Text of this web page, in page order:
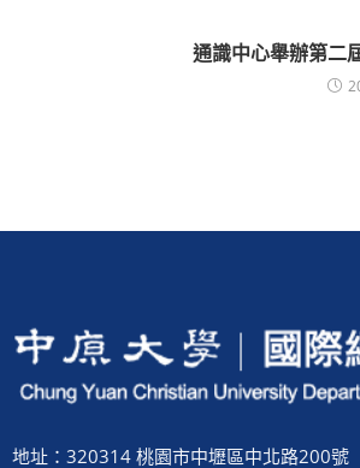
通識中心舉辦第二
地址：320314 桃園市中壢區中北路200號